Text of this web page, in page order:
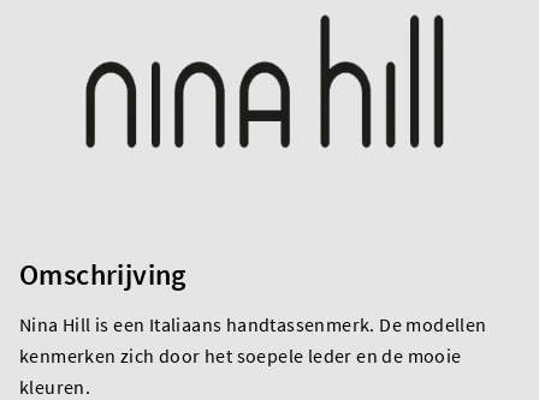
Omschrijving
Nina Hill is een Italiaans handtassenmerk. De modellen
kenmerken zich door het soepele leder en de mooie
kleuren.